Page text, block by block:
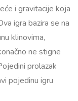
i gravitacije koja
igra bazira se na
klinovima,
ne stigne
prolazak
pojedinu igru